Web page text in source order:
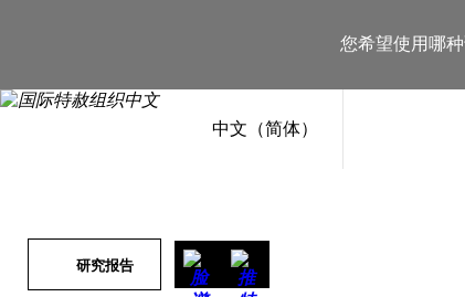
您希望使用哪
中文（简体）
研究报告